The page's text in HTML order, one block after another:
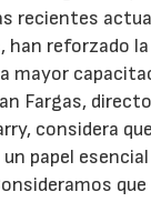
recientes
han reforzado la
mayor
Fargas,
considera
papel
que